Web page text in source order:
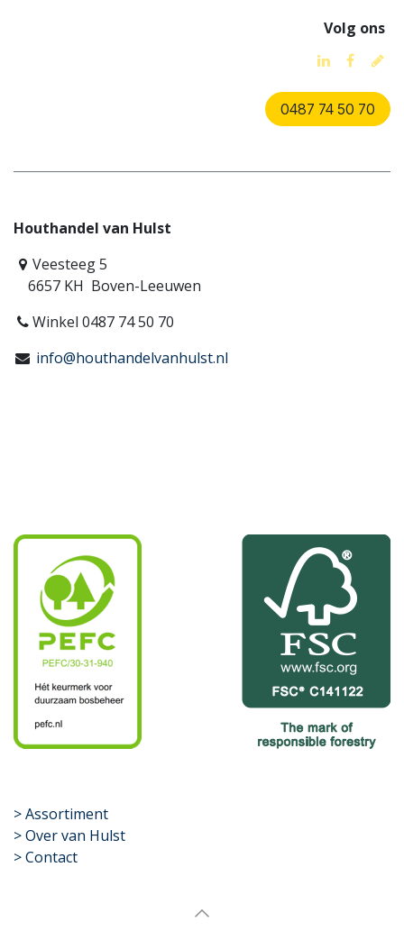
Volg ons
0487 74 50 70
Houthandel van Hulst
Veesteeg 5
6657 KH Boven-Leeuwen
Winkel 0487 74 50 70
info@houthandelvanhulst.nl
​>Assortiment
> Over van Hulst
> Contact